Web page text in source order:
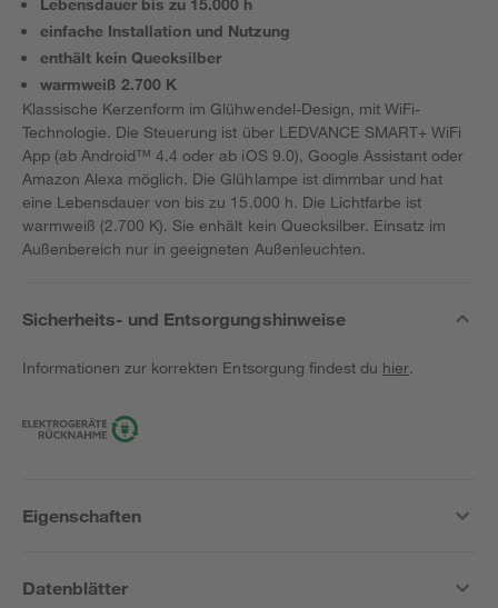
Lebensdauer bis zu 15.000 h
einfache Installation und Nutzung
enthält kein Quecksilber
warmweiß 2.700 K
Klassische Kerzenform im Glühwendel-Design, mit WiFi-
Technologie. Die Steuerung ist über LEDVANCE SMART+ WiFi
App (ab Android™️ 4.4 oder ab iOS 9.0), Google Assistant oder
Amazon Alexa möglich. Die Glühlampe ist dimmbar und hat
eine Lebensdauer von bis zu 15.000 h. Die Lichtfarbe ist
warmweiß (2.700 K). Sie enhält kein Quecksilber. Einsatz im
Außenbereich nur in geeigneten Außenleuchten.
Sicherheits- und Entsorgungshinweise
Informationen zur korrekten Entsorgung findest du hier.
Eigenschaften
Datenblätter